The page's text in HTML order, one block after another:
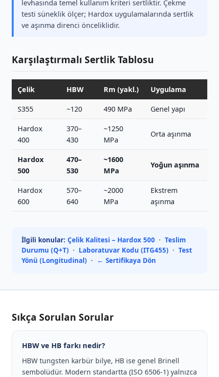
levhasında temel kullanım kriteri sertliktir. Çekme
testi süneklik ölçer; Hardox uygulamalarında sertlik
ve aşınma direnci önceliklidir.
Karşılaştırmalı Sertlik Tablosu
Çelik HBW Rm (yakl.) Uygulama
S355 ~120 490 MPa Genel yapı
Hardox
400
370–
430
~1250
MPa
Orta aşınma
Hardox
500
470–
530
~1600
MPa
Yoğun aşınma
Hardox
600
570–
640
~2000
MPa
Ekstrem
aşınma
İlgili konular: Çelik Kalitesi – Hardox 500 · Teslim
Durumu (Q+T) · Laboratuvar Kodu (ITG455) · Test
Yönü (Longitudinal) · ← Sertifikaya Dön
Sıkça Sorulan Sorular
HBW ve HB farkı nedir?
HBW tungsten karbür bilye, HB ise genel Brinell
sembolüdür. Modern standartta (ISO 6506-1) yalnızca